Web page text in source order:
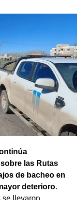
las Rutas
de bacheo en
deterioro.
se llevaron